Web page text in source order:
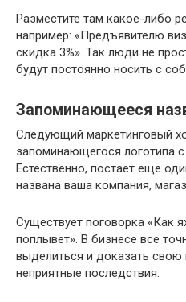
Разместите там какое-либо
например: «Предъявителю
скидка 3%». Так люди не
будут постоянно носить с
Запоминающееся
Следующий маркетинговый
запоминающегося логотипа
Естественно, постает еще
названа ваша компания,
Существует поговорка «Как
поплывет». В бизнесе все
выделиться и доказать свою
неприятные последствия.